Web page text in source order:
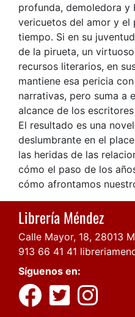
profunda, demoledora y
vericuetos del amor y el
tiempo. Si en su
de la pirueta, un
recursos literarios, en
mantiene esa pericia
narrativas, pero suma a
alcance de los
El resultado es una
deslumbrante en el
las heridas de las
cómo el paso de los
cómo afrontamos
Librería Méndez
Calle Mayor, 18, 28013
913 66 41 41
Síguenos en: